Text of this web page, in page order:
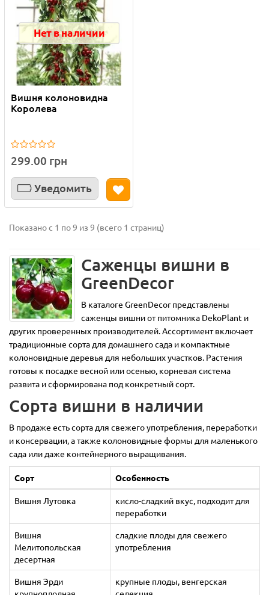
Нет в наличии
Вишня колоновидна
Королева
299.00 грн
Уведомить
Показано с 1 по 9 из 9 (всего 1 страниц)
Саженцы вишни в
GreenDecor
В каталоге GreenDecor представлены
саженцы вишни от питомника DekoPlant и
других проверенных производителей. Ассортимент включает
традиционные сорта для домашнего сада и компактные
колоновидные деревья для небольших участков. Растения
готовы к посадке весной или осенью, корневая система
развита и сформирована под конкретный сорт.
Сорта вишни в наличии
В продаже есть сорта для свежего употребления, переработки
и консервации, а также колоновидные формы для маленького
сада или даже контейнерного выращивания.
Сорт Особенность
Вишня Лутовка
кисло-сладкий вкус, подходит для
переработки
Вишня
Мелитопольская
десертная
сладкие плоды для свежего
употребления
Вишня Эрди
крупные плоды, венгерская